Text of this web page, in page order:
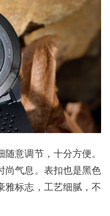
意调节，十分方便。
尚气息。表扣也是黑色
雅标志，工艺细腻，不